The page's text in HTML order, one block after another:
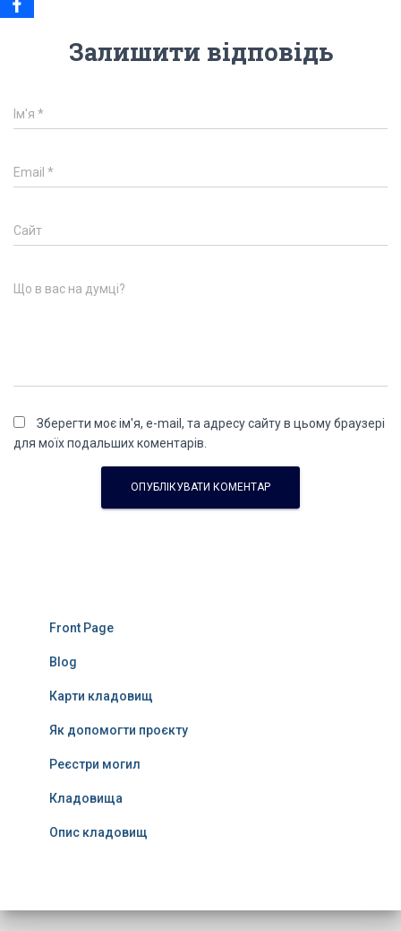
Залишити відповідь
Ім'я *
Email *
Сайт
Що в вас на думці?
Зберегти моє ім'я, e-mail, та адресу сайту в цьому браузері
для моїх подальших коментарів.
Front Page
Blog
Карти кладовищ
Як допомогти проєкту
Реєстри могил
Кладовища
Опис кладовищ